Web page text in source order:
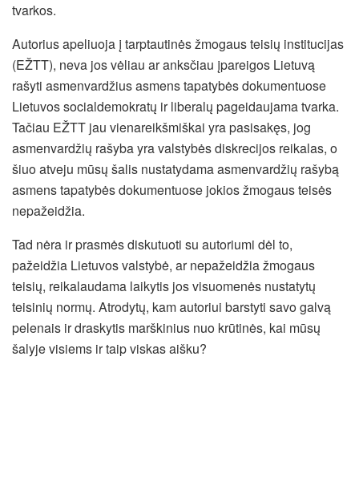
tvarkos.
Autorius apeliuoja į tarptautinės žmogaus teisių institucijas
(EŽTT), neva jos vėliau ar anksčiau įpareigos Lietuvą
rašyti asmenvardžius asmens tapatybės dokumentuose
Lietuvos socialdemokratų ir liberalų pageidaujama tvarka.
Tačiau EŽTT jau vienareikšmiškai yra pasisakęs, jog
asmenvardžių rašyba yra valstybės diskrecijos reikalas, o
šiuo atveju mūsų šalis nustatydama asmenvardžių rašybą
asmens tapatybės dokumentuose jokios žmogaus teisės
nepažeidžia.
Tad nėra ir prasmės diskutuoti su autoriumi dėl to,
pažeidžia Lietuvos valstybė, ar nepažeidžia žmogaus
teisių, reikalaudama laikytis jos visuomenės nustatytų
teisinių normų. Atrodytų, kam autoriui barstyti savo galvą
pelenais ir draskytis marškinius nuo krūtinės, kai mūsų
šalyje visiems ir taip viskas aišku?